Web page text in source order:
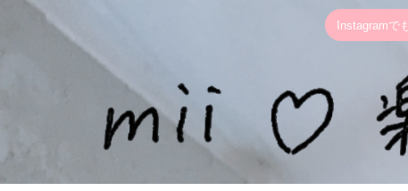
Instagramで